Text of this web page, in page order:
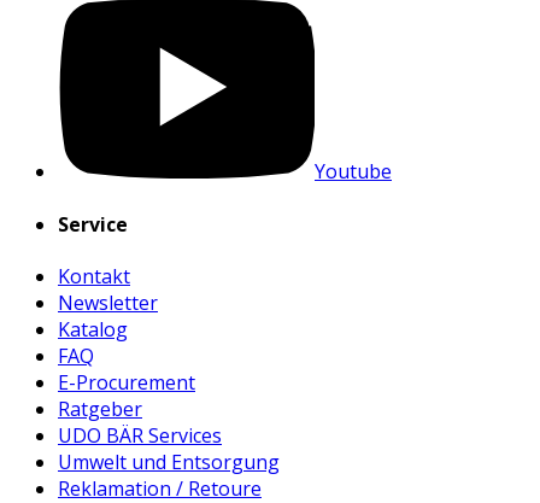
Youtube
Service
Kontakt
Newsletter
Katalog
FAQ
E-Procurement
Ratgeber
UDO BÄR Services
Umwelt und Entsorgung
Reklamation / Retoure